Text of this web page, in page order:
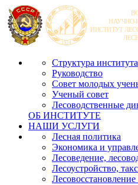
Структура института
Руководство
Совет молодых
Ученый совет
Лесоводственные
ОБ ИНСТИТУТЕ
НАШИ УСЛУГИ
Лесная политика
Экономика и
Лесоведение,
Лесоустройство,
Лесовосстановление